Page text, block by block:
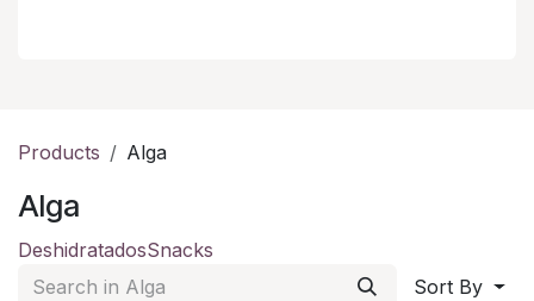
Products Alga
Alga
DeshidratadosSnacks
Sort By